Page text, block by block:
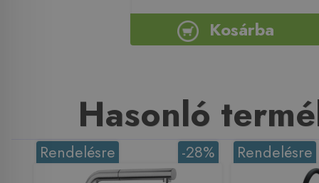
Kosárba
Hasonló
-28%
Rendelésre Rendelésre